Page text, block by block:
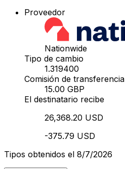
Proveedor
Nationwide
Tipo de cambio
1.319400
Comisión de transferencia
15.00 GBP
El destinatario recibe
26,368.20 USD
-375.79 USD
Tipos obtenidos el 8/7/2026